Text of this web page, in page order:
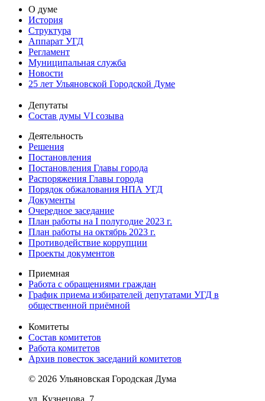
О думе
История
Структура
Аппарат УГД
Регламент
Муниципальная служба
Новости
25 лет Ульяновской Городской Думе
Депутаты
Состав думы VI созыва
Деятельность
Решения
Постановления
Постановления Главы города
Распоряжения Главы города
Порядок обжалования НПА УГД
Документы
Очередное заседание
План работы на I полугодие 2023 г.
План работы на октябрь 2023 г.
Противодействие коррупции
Проекты документов
Приемная
Работа с обращениями граждан
График приема избирателей депутатами УГД в
общественной приёмной
Комитеты
Состав комитетов
Работа комитетов
Архив повесток заседаний комитетов
© 2026 Ульяновская Городская Дума
ул. Кузнецова, 7